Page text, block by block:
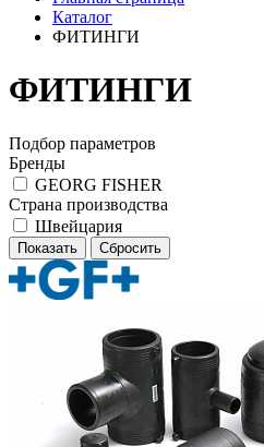
Каталог
ФИТИНГИ
ФИТИНГИ
Подбор параметров
Бренды
GEORG FISHER
Страна производства
Швейцария